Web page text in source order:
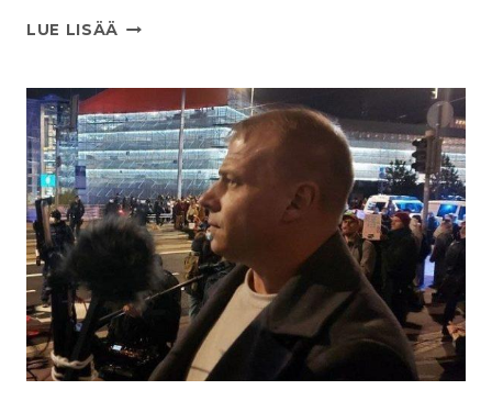
LUE LISÄÄ TALVELLA
HUOMATTAVAA
YLIKUOLLEISUUTTA